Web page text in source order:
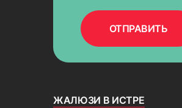
ЖАЛЮЗИ В ИСТРЕ